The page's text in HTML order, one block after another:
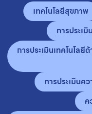
เทคโนโลยีสุขภาพ
การประเ
การประเมินเทคโนโล
การประเมินค
ค